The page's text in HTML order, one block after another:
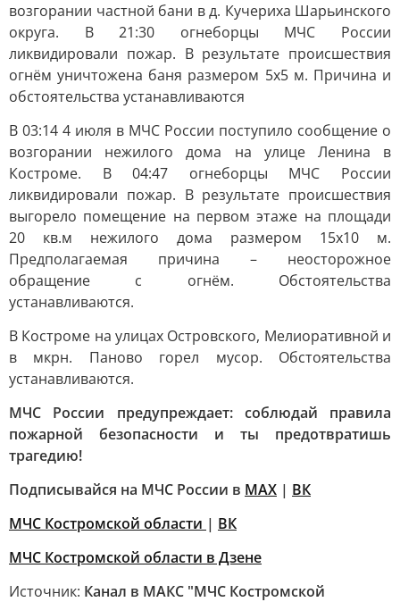
возгорании частной бани в д. Кучериха Шарьинского
округа. В 21:30 огнеборцы МЧС России
ликвидировали пожар. В результате происшествия
огнём уничтожена баня размером 5х5 м. Причина и
обстоятельства устанавливаются
В 03:14 4 июля в МЧС России поступило сообщение о
возгорании нежилого дома на улице Ленина в
Костроме. В 04:47 огнеборцы МЧС России
ликвидировали пожар. В результате происшествия
выгорело помещение на первом этаже на площади
20 кв.м нежилого дома размером 15х10 м.
Предполагаемая причина – неосторожное
обращение с огнём. Обстоятельства
устанавливаются.
В Костроме на улицах Островского, Мелиоративной и
в мкрн. Паново горел мусор. Обстоятельства
устанавливаются.
МЧС России предупреждает: соблюдай правила
пожарной безопасности и ты предотвратишь
трагедию!
Подписывайся на МЧС России в MAX | ВК
МЧС Костромской области | ВК
МЧС Костромской области в Дзене
Источник: Канал в МАКС "МЧС Костромской